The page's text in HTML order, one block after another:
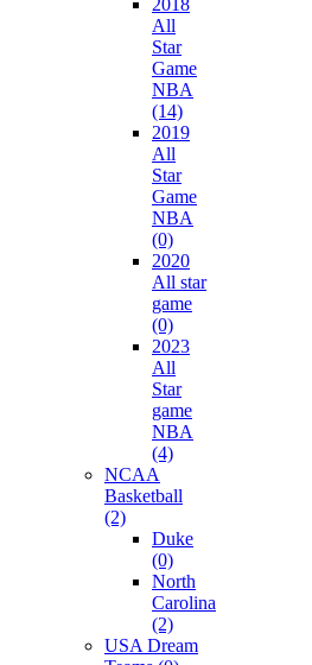
All
Star
Game
NBA
(14)
2019
All
Star
Game
NBA
(0)
2020
All star
game
(0)
2023
All
Star
game
NBA
(4)
NCAA
Basketball
(2)
Duke
(0)
North
Carolina
(2)
USA Dream